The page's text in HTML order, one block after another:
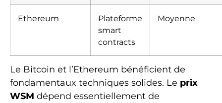
Ethereum
Plateforme
smart
contracts
Moyenne
Le Bitcoin et l’Ethereum bénéficient de
fondamentaux techniques solides. Le prix
WSM dépend essentiellement de